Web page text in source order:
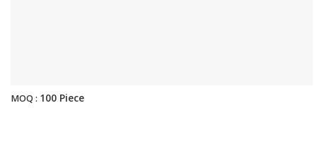
MOQ : 100 Piece